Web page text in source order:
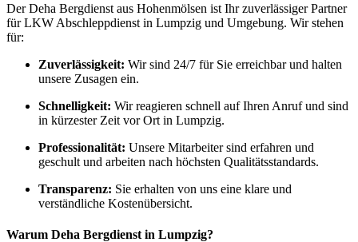
Der Deha Bergdienst aus Hohenmölsen ist Ihr zuverlässiger Partner
für LKW Abschleppdienst in Lumpzig und Umgebung. Wir stehen
für:
Zuverlässigkeit: Wir sind 24/7 für Sie erreichbar und halten
unsere Zusagen ein.
Schnelligkeit: Wir reagieren schnell auf Ihren Anruf und sind
in kürzester Zeit vor Ort in Lumpzig.
Professionalität: Unsere Mitarbeiter sind erfahren und
geschult und arbeiten nach höchsten Qualitätsstandards.
Transparenz: Sie erhalten von uns eine klare und
verständliche Kostenübersicht.
Warum Deha Bergdienst in Lumpzig?